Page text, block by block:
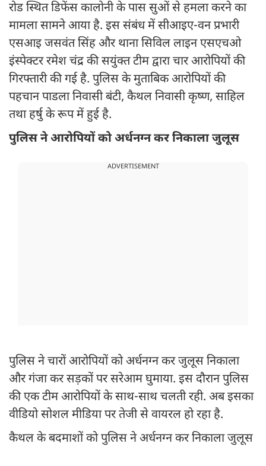
रोड स्थित डिफेंस कालोनी के पास सुओं से हमला करने का
मामला सामने आया है. इस संबंध में सीआइए-वन प्रभारी
एसआइ जसवंत सिंह और थाना सिविल लाइन एसएचओ
इंस्पेक्टर रमेश चंद्र की सयुंक्त टीम द्वारा चार आरोपियों की
गिरफ्तारी की गई है. पुलिस के मुताबिक आरोपियों की
पहचान पाडला निवासी बंटी, कैथल निवासी कृष्ण, साहिल
तथा हर्षु के रूप में हुई है.
पुलिस ने आरोपियों को अर्धनग्न कर निकाला जुलूस
ADVERTISEMENT
पुलिस ने चारों आरोपियों को अर्धनग्न कर जुलूस निकाला
और गंजा कर सड़कों पर सरेआम घुमाया. इस दौरान पुलिस
की एक टीम आरोपियों के साथ-साथ चलती रही. अब इसका
वीडियो सोशल मीडिया पर तेजी से वायरल हो रहा है.
कैथल के बदमाशों को पुलिस ने अर्धनग्न कर निकाला जुलूस